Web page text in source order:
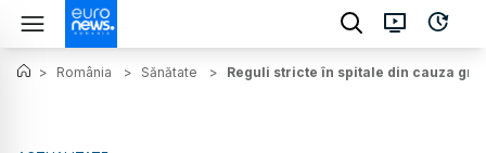
> România > Sănătate > Reguli stricte în spitale din cauza